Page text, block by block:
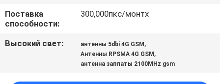
Поставка
способности:
300,000пкс/монтх
Высокий свет: антенны 5dbi 4G GSM ,
Антенны RPSMA 4G GSM ,
антенна заплаты 2100MHz gsm